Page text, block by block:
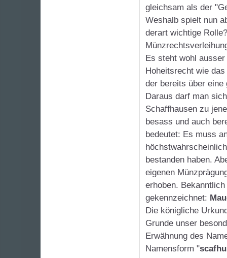
gleichsam als der
Weshalb spielt nun
derart wichtige
Es steht wohl
Hoheitsrecht wie das
der bereits über
Daraus darf man
Schaffhausen zu
besass und auch
bedeutet: Es muss
bestanden haben.
eigenen
erhoben.
gekennzeichnet:
Die königliche
Grunde unser
Erwähnung des
Namensform "